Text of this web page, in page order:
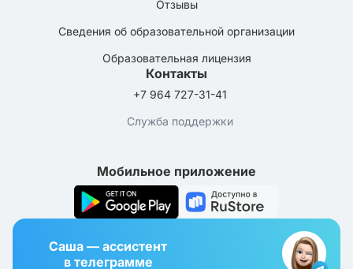
Отзывы
Сведения об образовательной организации
Образовательная лицензия
Контакты
+7 964 727-31-41
Служба поддержки
Мобильное приложение
Саша — ассистент
в телеграмме